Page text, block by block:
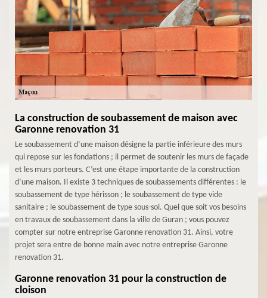
La construction de soubassement de maison avec
Garonne renovation 31
Le soubassement d’une maison désigne la partie inférieure des murs
qui repose sur les fondations ; il permet de soutenir les murs de façade
et les murs porteurs. C’est une étape importante de la construction
d’une maison. Il existe 3 techniques de soubassements différentes : le
soubassement de type hérisson ; le soubassement de type vide
sanitaire ; le soubassement de type sous-sol. Quel que soit vos besoins
en travaux de soubassement dans la ville de Guran ; vous pouvez
compter sur notre entreprise Garonne renovation 31. Ainsi, votre
projet sera entre de bonne main avec notre entreprise Garonne
renovation 31.
Garonne renovation 31 pour la construction de
cloison